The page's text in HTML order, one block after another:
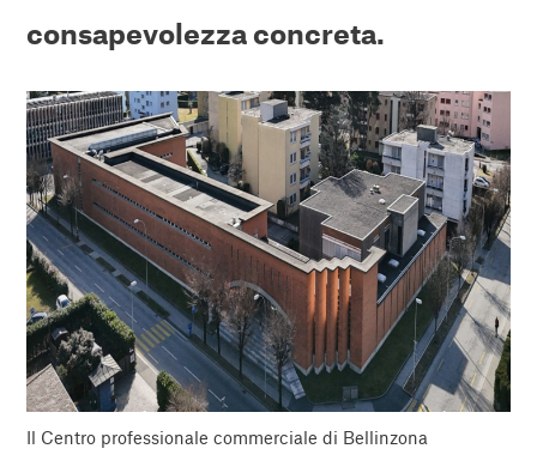
consapevolezza concreta.
Il Centro professionale commerciale di Bellinzona